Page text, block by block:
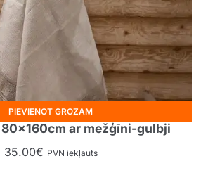
ar mežģīni-gulbji
35.00€ PVN iekļauts
PIEVIENOT GROZAM